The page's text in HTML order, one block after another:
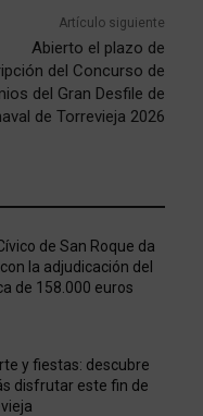
Artículo siguiente
Abierto el plazo de
del Concurso de
del Gran Desfile de
de Torrevieja 2026
de San Roque da
la adjudicación del
de 158.000 euros
y fiestas: descubre
disfrutar este fin de